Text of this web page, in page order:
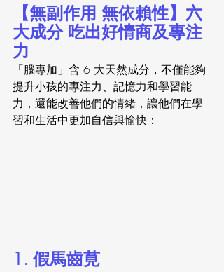
【無副作用 無依賴性】六
大成分 吃出好情商及專注
力
「腦專加」含 6 大天然成分，不僅能夠
提升小孩的專注力、記憶力和學習能
力，還能改善他們的情緒，讓他們在學
習和生活中更加自信與愉快：
1. 假馬齒莧